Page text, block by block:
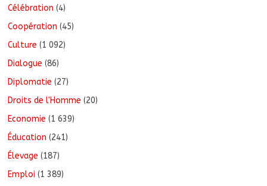
Célébration (4)
Coopération (45)
Culture (1 092)
Dialogue (86)
Diplomatie (27)
Droits de l'Homme (20)
Economie (1 639)
Éducation (241)
Élevage (187)
Emploi (1 389)